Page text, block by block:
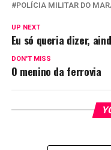
POLÍCIA MILITAR DO
UP NEXT
Eu só queria dizer,
DON'T MISS
O menino da ferrovia